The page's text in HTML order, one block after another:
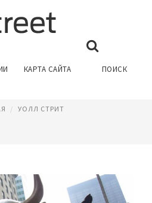
КАРТА САЙТА ПОИСК
ЖУРНАЛ
УОЛЛ СТРИТ